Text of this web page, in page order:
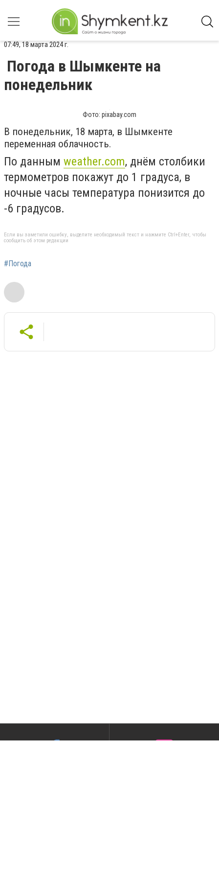
07:49, 18 марта 2024 г.
Погода в Шымкенте на
понедельник
Фото: pixabay.com
В понедельник, 18 марта, в Шымкенте
переменная облачность.
По данным weather.com, днём столбики
термометров покажут до 1 градуса, в
ночные часы температура понизится до
-6 градусов.
Если вы заметили ошибку, выделите необходимый текст и нажмите Ctrl+Enter, чтобы
сообщить об этом редакции
#Погода